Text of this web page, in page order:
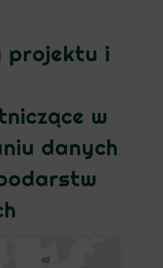
projektu i
w
danych